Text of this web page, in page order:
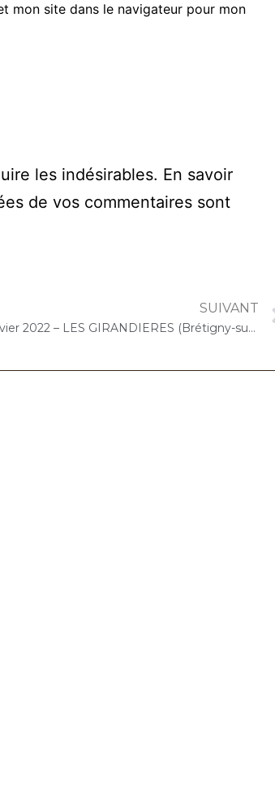
mon site dans le navigateur pour mon
les indésirables. En savoir
de vos commentaires sont
SUIVANT
17 janvier 2022 – LES GIRANDIERES (Brétigny-sur-Orge) : Atelier « Chantons Ensemble »